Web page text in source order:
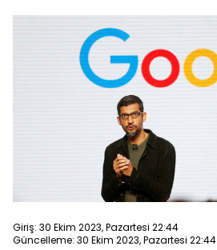
Giriş: 30 Ekim 2023, Pazartesi 22:44
Güncelleme: 30 Ekim 2023, Pazartesi 22:44